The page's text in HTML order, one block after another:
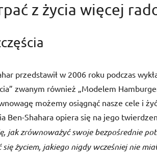
z życia więcej
przedstawił w 2006 roku podczas
zwanym również „Modelem
możemy osiągnąć nasze cele i
Ben-Shahara opiera się na jego
jak zrównoważyć swoje bezpośrednie
się życiem, jakiego nigdy wcześniej nie